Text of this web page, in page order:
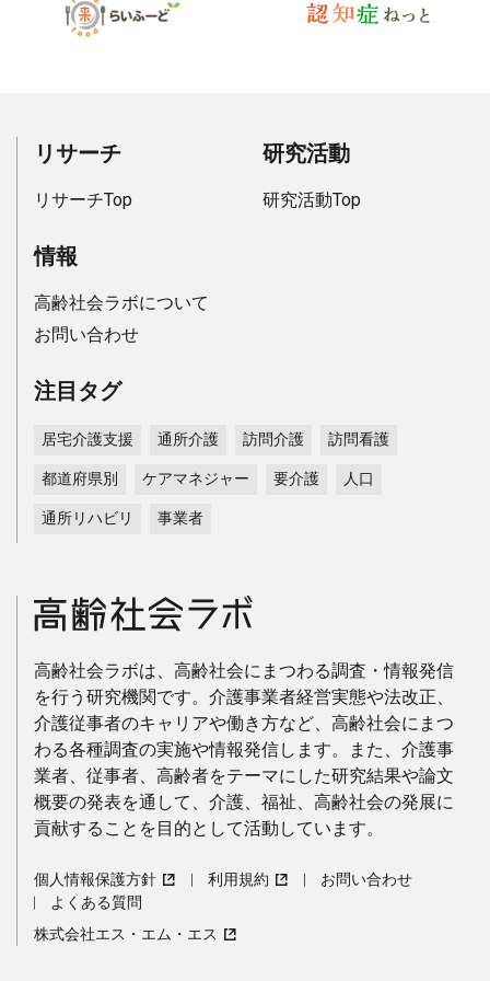
高齢社会ラボは、高齢社会にまつわる調査・情報発信
を行う研究機関です。介護事業者経営実態や法改正、
介護従事者のキャリアや働き方など、高齢社会にまつ
わる各種調査の実施や情報発信します。また、介護事
業者、従事者、高齢者をテーマにした研究結果や論文
概要の発表を通して、介護、福祉、高齢社会の発展に
貢献することを目的として活動しています。
個人情報保護方針 利用規約
お問い合わせ
よくある質問
株式会社エス・エム・エス
リサーチ
リサーチTop
研究活動
研究活動Top
情報
高齢社会ラボについて
お問い合わせ
注目タグ
居宅介護支援 通所介護 訪問介護 訪問看護
都道府県別 ケアマネジャー 要介護 人口
通所リハビリ 事業者